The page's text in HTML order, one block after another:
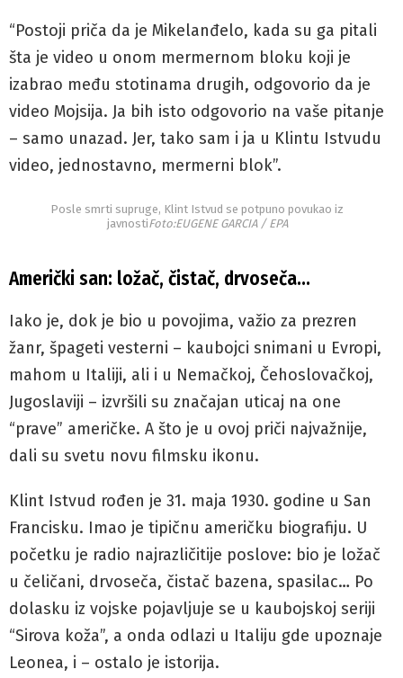
“Postoji priča da je Mikelanđelo, kada su ga pitali
šta je video u onom mermernom bloku koji je
izabrao među stotinama drugih, odgovorio da je
video Mojsija. Ja bih isto odgovorio na vaše pitanje
– samo unazad. Jer, tako sam i ja u Klintu Istvudu
video, jednostavno, mermerni blok”.
Posle smrti supruge, Klint Istvud se potpuno povukao iz
javnostiFoto:EUGENE GARCIA / EPA
Američki san: ložač, čistač, drvoseča…
Iako je, dok je bio u povojima, važio za prezren
žanr, špageti vesterni – kaubojci snimani u Evropi,
mahom u Italiji, ali i u Nemačkoj, Čehoslovačkoj,
Jugoslaviji – izvršili su značajan uticaj na one
“prave” američke. A što je u ovoj priči najvažnije,
dali su svetu novu filmsku ikonu.
Klint Istvud rođen je 31. maja 1930. godine u San
Francisku. Imao je tipičnu američku biografiju. U
početku je radio najrazličitije poslove: bio je ložač
u čeličani, drvoseča, čistač bazena, spasilac… Po
dolasku iz vojske pojavljuje se u kaubojskoj seriji
“Sirova koža”, a onda odlazi u Italiju gde upoznaje
Leonea, i – ostalo je istorija.